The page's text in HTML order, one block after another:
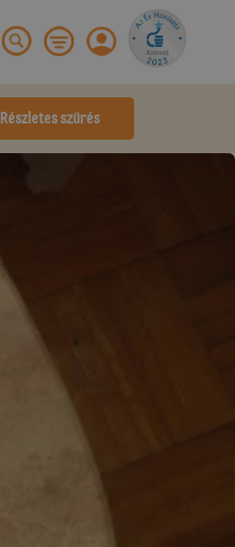
Részletes szűrés